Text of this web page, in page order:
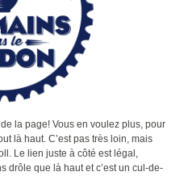
la page! Vous en voulez plus, pour
là haut. C’est pas très loin, mais
Le lien juste à côté est légal,
drôle que là haut et c’est un cul-de-